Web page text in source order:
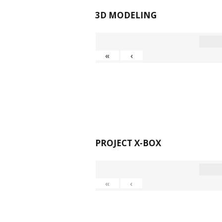
3D MODELING
« ‹
PROJECT X-BOX
« ‹